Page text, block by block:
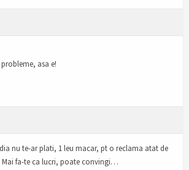
asa e!
nu te-ar plati, 1 leu macar, pt o reclama atat de
fa-te ca lucri, poate convingi…